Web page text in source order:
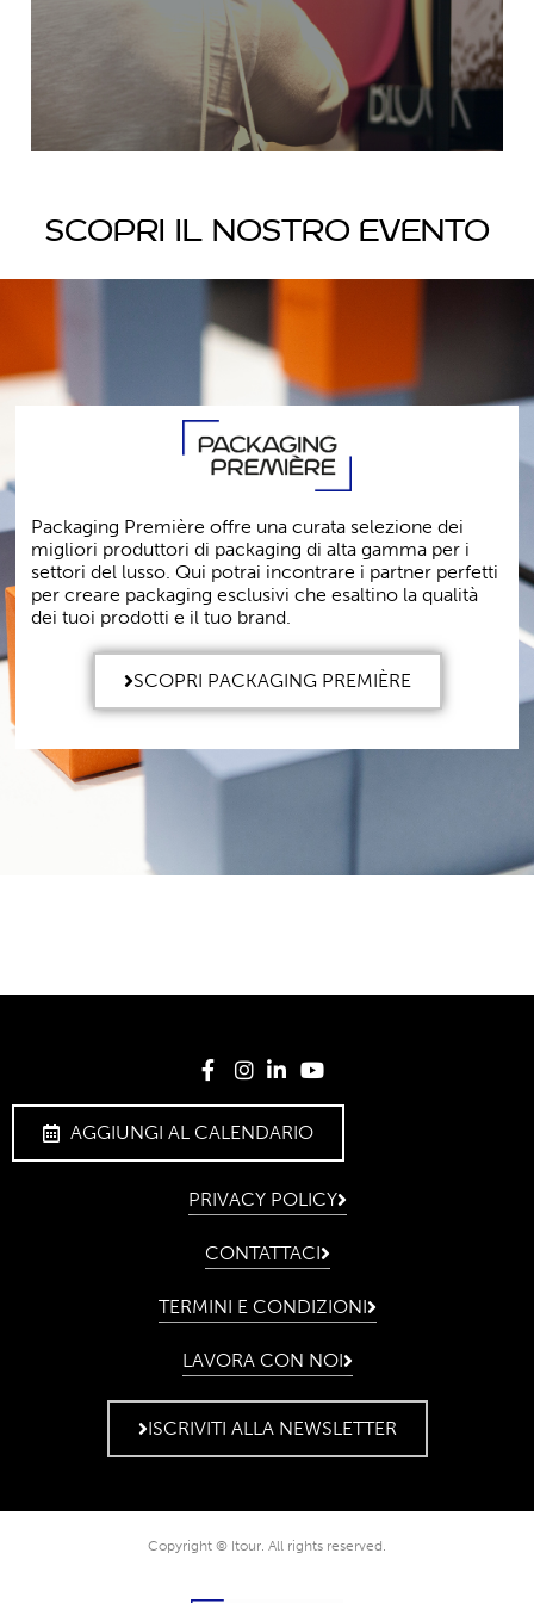
Scopri il nostro evento
Packaging Première offre una curata selezione dei
migliori produttori di packaging di alta gamma per i
settori del lusso. Qui potrai incontrare i partner perfetti
per creare packaging esclusivi che esaltino la qualità
dei tuoi prodotti e il tuo brand.
SCOPRI PACKAGING PREMIÈRE
AGGIUNGI AL CALENDARIO
PRIVACY POLICY
CONTATTACI
TERMINI E CONDIZIONI
LAVORA CON NOI
ISCRIVITI ALLA NEWSLETTER
Copyright © Itour. All rights reserved.